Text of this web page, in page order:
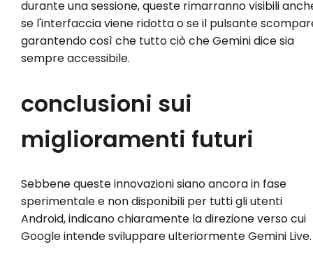
durante una sessione, queste rimarranno visibili
se l'interfaccia viene ridotta o se il pulsante
garantendo così che tutto ciò che Gemini dice sia
sempre accessibile.
conclusioni sui
miglioramenti futuri
Sebbene queste innovazioni siano ancora in fase
sperimentale e non disponibili per tutti gli utenti
Android, indicano chiaramente la direzione verso cui
Google intende sviluppare ulteriormente Gemini Live.